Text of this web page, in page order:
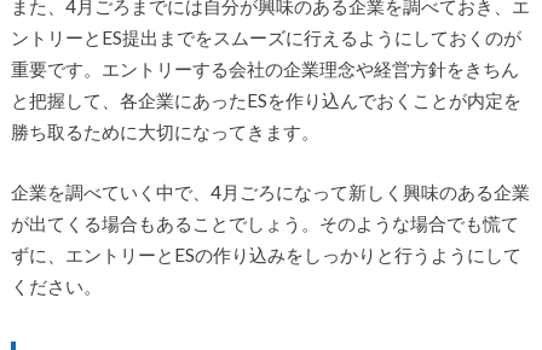
また、4月ごろまでには自分が興味のある企業を調べておき、エ
ントリーとES提出までをスムーズに行えるようにしておくのが
重要です。エントリーする会社の企業理念や経営方針をきちん
と把握して、各企業にあったESを作り込んでおくことが内定を
勝ち取るために大切になってきます。
企業を調べていく中で、4月ごろになって新しく興味のある企業
が出てくる場合もあることでしょう。そのような場合でも慌て
ずに、エントリーとESの作り込みをしっかりと行うようにして
ください。